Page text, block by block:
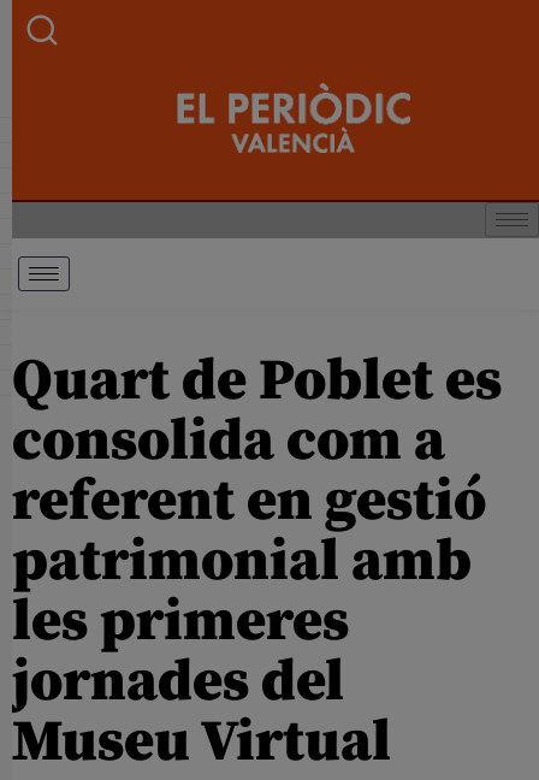
Quart de Poblet es
consolida com a
referent en gestió
patrimonial amb
les primeres
jornades del
Museu Virtual